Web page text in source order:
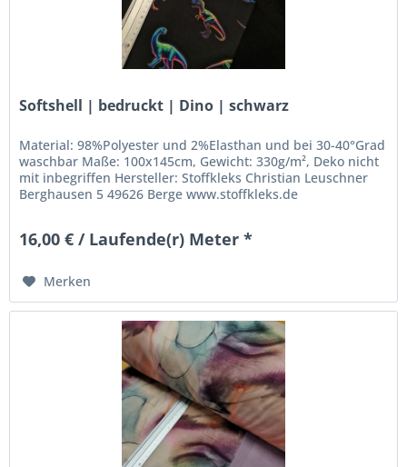
Softshell | bedruckt | Dino | schwarz
Material: 98%Polyester und 2%Elasthan und bei 30-40°Grad
waschbar Maße: 100x145cm, Gewicht: 330g/m², Deko nicht
mit inbegriffen Hersteller: Stoffkleks Christian Leuschner
Berghausen 5 49626 Berge www.stoffkleks.de
16,00 € / Laufende(r) Meter *
Merken